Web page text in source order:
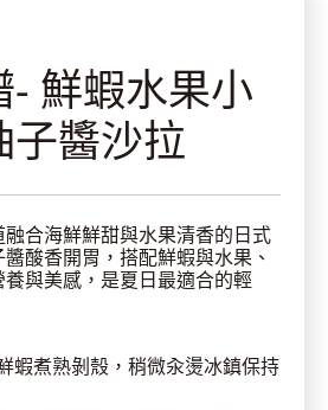
- 鮮蝦水果小
子醬沙拉
合海鮮鮮甜與水果清香的日式
酸香開胃，搭配鮮蝦與水果、
與美感，是夏日最適合的輕
蝦煮熟剝殼，稍微汆燙冰鎮保持